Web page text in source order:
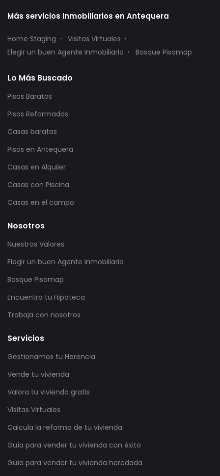
Más servicios Inmobiliarios en Antequera
Home Staging
Visitas Virtuales
Elegir un buen Agente Inmobiliario
Bosque Pisomap
Lo Más Buscado
Pisos Baratos
Pisos Reformados
Casas baratas
Pisos en Antequera
Casas en Alquiler
Casas con Piscina
Casas en el campo
Nosotros
Nuestros Valores
Elegir un buen Agente Inmobiliario
Bosque Pisomap
Encuentra tu Hipoteca
Trabaja con nosotros
Servicios
Gestionamos tu Herencia
Vende tu vivienda
Valora tu vivienda gratis
Visitas Virtuales
Calcula la reforma de tu vivienda
Guía para vender tu vivienda con éxito
Guía para vender tu vivienda heredada